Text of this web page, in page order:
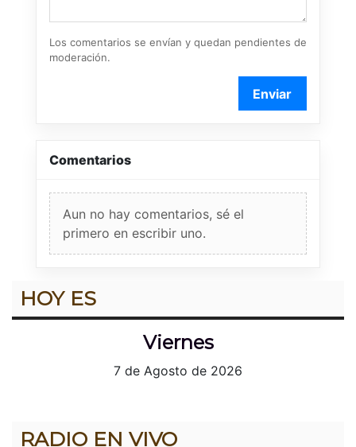
Los comentarios se envían y quedan pendientes de
moderación.
Enviar
Comentarios
Aun no hay comentarios, sé el
primero en escribir uno.
HOY ES
Viernes
7 de Agosto de 2026
RADIO EN VIVO